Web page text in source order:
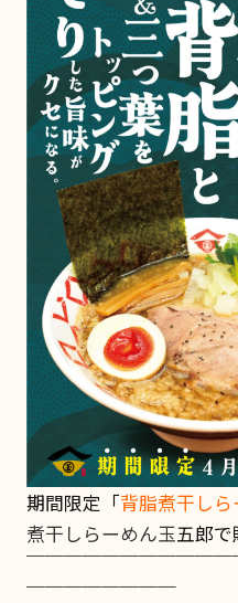
期間限定「背脂煮干しら
煮干しらーめん玉五郎で
￣￣￣￣￣￣￣￣￣￣
￣￣￣￣￣￣￣￣